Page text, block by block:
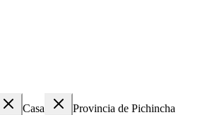
Casa
Provincia de Pichincha